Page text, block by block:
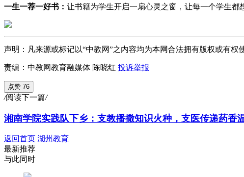
一生一荐一好书 ： 让书籍为学生开启一扇心灵之窗，让每一个学生
声明：凡来源或标记以“中教网”之内容均为本网合法拥有版权或有
责编：中教网教育融媒体 陈晓红 投诉举报
点赞 76
/阅读下一篇/
湘南学院实践队下乡：支教播撒知识火种，支医传递药香
返回首页 湖州教育
最新推荐
与此同时